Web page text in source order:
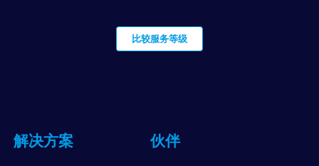
比较服务等级
解决方案 伙伴